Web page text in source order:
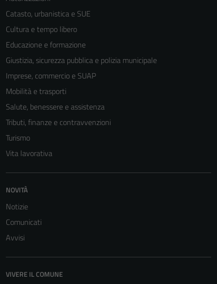
Catasto, urbanistica e SUE
Cultura e tempo libero
Educazione e formazione
Giustizia, sicurezza pubblica e polizia municipale
Imprese, commercio e SUAP
Mobilità e trasporti
Salute, benessere e assistenza
Tributi, finanze e contravvenzioni
Turismo
Vita lavorativa
NOVITÀ
Notizie
Comunicati
Avvisi
VIVERE IL COMUNE